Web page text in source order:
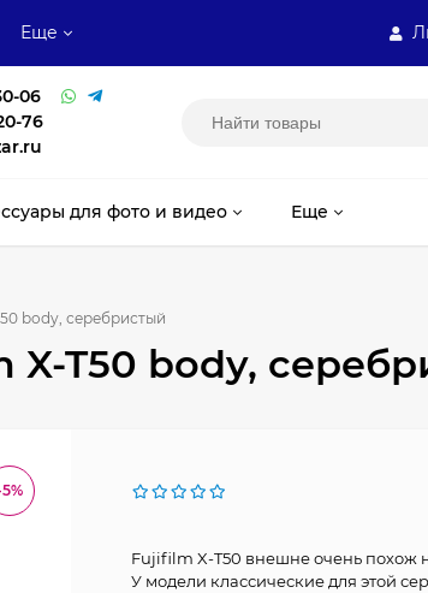
Еще
06
76
для фото и видео Еще
body, серебристый
T50 body,
Fujifilm X-T50 внешне очень похож
У модели классические для этой